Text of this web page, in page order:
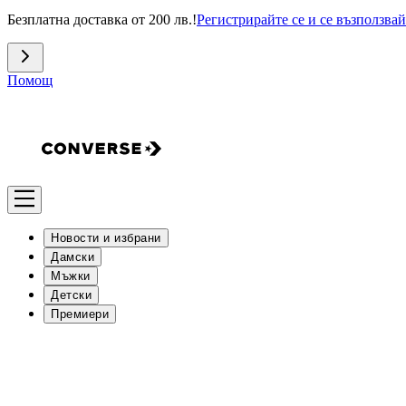
Безплатна доставка от 200 лв.!Регистрирайте се и се
Помощ
Новости и избрани
Дамски
Мъжки
Детски
Премиери